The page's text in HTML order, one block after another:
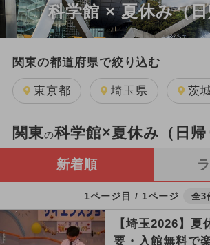
科学館 × 夏休み（
関東の都道府県で絞り込む
東京都 埼玉県 茨
関東の科学館×夏休み（日
新着順
1ページ目 / 1ページ 全3
【埼玉2026】夏
要・入館無料で